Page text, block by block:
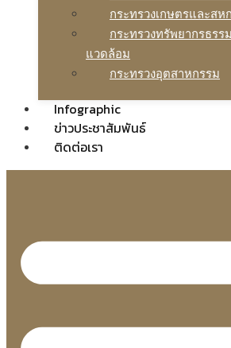
กระทรวงเกษตรและส
กระทรวงทรัพยากรธรร
แวดล้อม
กระทรวงอุตสาหกรรม
Infographic
ข่าวประชาสัมพันธ์
ติดต่อเรา